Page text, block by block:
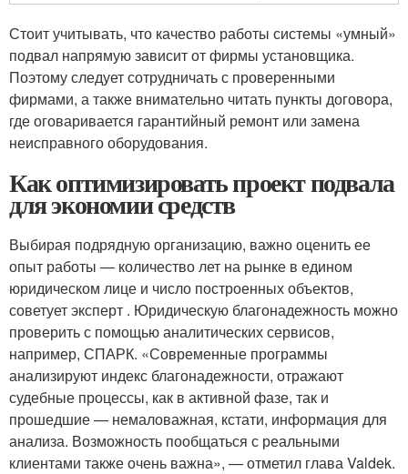
Стоит учитывать, что качество работы системы «умный»
подвал напрямую зависит от фирмы установщика.
Поэтому следует сотрудничать с проверенными
фирмами, а также внимательно читать пункты договора,
где оговаривается гарантийный ремонт или замена
неисправного оборудования.
Как оптимизировать проект подвала
для экономии средств
Выбирая подрядную организацию, важно оценить ее
опыт работы — количество лет на рынке в едином
юридическом лице и число построенных объектов,
советует эксперт . Юридическую благонадежность можно
проверить с помощью аналитических сервисов,
например, СПАРК. «Современные программы
анализируют индекс благонадежности, отражают
судебные процессы, как в активной фазе, так и
прошедшие — немаловажная, кстати, информация для
анализа. Возможность пообщаться с реальными
клиентами также очень важна», — отметил глава Valdek.